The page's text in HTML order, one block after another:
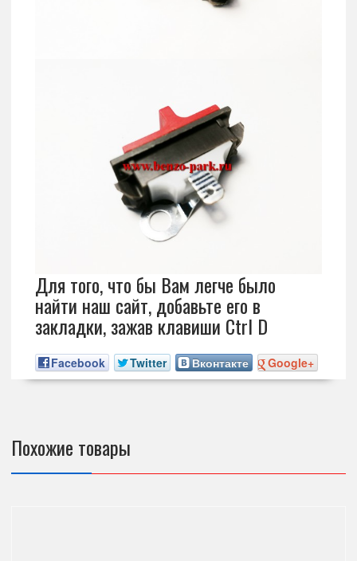
Для того, что бы Вам легче было
найти наш сайт, добавьте его в
закладки, зажав клавиши Ctrl D
Facebook Twitter Вконтакте Google+
Похожие товары